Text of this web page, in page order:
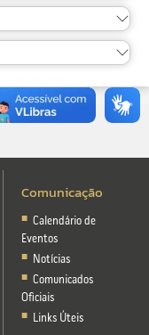
Comunicação
Calendário de
Eventos
Notícias
Comunicados
Oficiais
Links Úteis